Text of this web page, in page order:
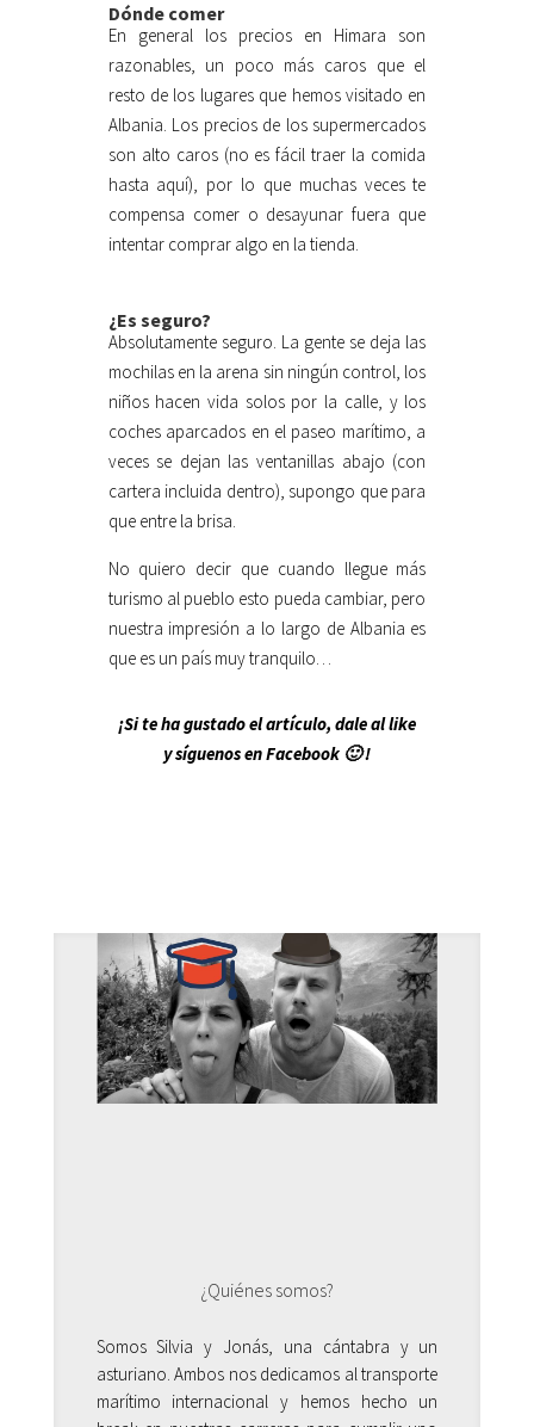
Dónde comer
En general los precios en Himara son
razonables, un poco más caros que el
resto de los lugares que hemos visitado en
Albania. Los precios de los supermercados
son alto caros (no es fácil traer la comida
hasta aquí), por lo que muchas veces te
compensa comer o desayunar fuera que
intentar comprar algo en la tienda.
¿Es seguro?
Absolutamente seguro. La gente se deja las
mochilas en la arena sin ningún control, los
niños hacen vida solos por la calle, y los
coches aparcados en el paseo marítimo, a
veces se dejan las ventanillas abajo (con
cartera incluida dentro), supongo que para
que entre la brisa.
No quiero decir que cuando llegue más
turismo al pueblo esto pueda cambiar, pero
nuestra impresión a lo largo de Albania es
que es un país muy tranquilo…
¡Si te ha gustado el artículo, dale al like
y síguenos en Facebook 🙂 !
¿Quiénes somos?
Somos Silvia y Jonás, una cántabra y un
asturiano. Ambos nos dedicamos al transporte
marítimo internacional y hemos hecho un